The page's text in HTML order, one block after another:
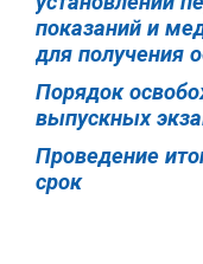
показаний и
для получения
Порядок
выпускных
Проведение
срок